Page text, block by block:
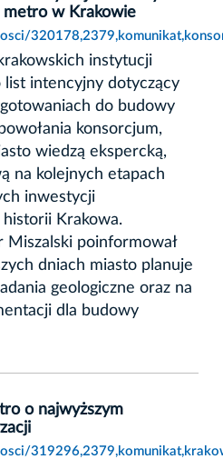
metro w Krakowie
instytucji
list intencyjny dotyczący
do budowy
konsorcjum,
wiedzą ekspercką,
na kolejnych etapach
inwestycji
Krakowa.
Miszalski poinformował
dniach miasto planuje
geologiczne oraz na
dla budowy
o najwyższym